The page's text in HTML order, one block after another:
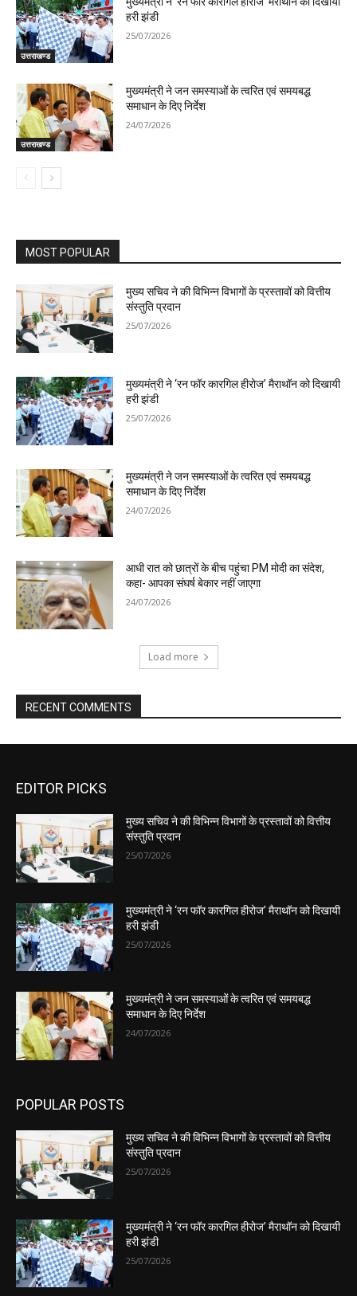
EDITOR PICKS
मुख्य सचिव ने की विभिन्न विभागों के प्रस्तावों को वित्तीय
संस्तुति प्रदान
25/07/2026
मुख्यमंत्री ने ‘रन फॉर कारगिल हीरोज’ मैराथॉन को दिखायी
हरी झंडी
25/07/2026
मुख्यमंत्री ने जन समस्याओं के त्वरित एवं समयबद्ध
समाधान के दिए निर्देश
24/07/2026
POPULAR POSTS
मुख्य सचिव ने की विभिन्न विभागों के प्रस्तावों को वित्तीय
संस्तुति प्रदान
25/07/2026
मुख्यमंत्री ने ‘रन फॉर कारगिल हीरोज’ मैराथॉन को दिखायी
हरी झंडी
25/07/2026